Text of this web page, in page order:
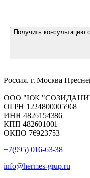
Россия. г. Москва
ООО "ЮК
ОГРН 1224800005968
ИНН 4826154386
КПП 482601001
ОКПО 76923753
+7(995) 016-63-38
info@hermes-grup.ru